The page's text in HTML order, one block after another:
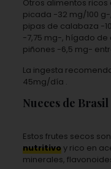
Otros alimentos
picada -32 mg/100
pipas de calabaza -
-7,75 mg-, hígado
piñones -6,5 mg-
La ingesta
45mg/día .
Nueces de Brasil
Estos frutes secos
nutritivoy rico en
minerales,